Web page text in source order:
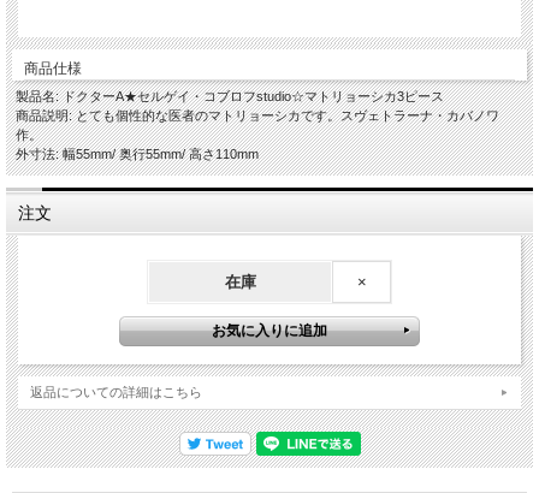
商品仕様
製品名: ドクターA★セルゲイ・コブロフstudio☆マトリョーシカ3ピース
商品説明: とても個性的な医者のマトリョーシカです。スヴェトラーナ・カバノワ
作。
外寸法: 幅55mm/ 奥行55mm/ 高さ110mm
注文
在庫 ×
返品についての詳細はこちら